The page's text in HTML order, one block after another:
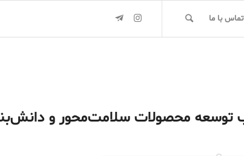
تماس با ما
توسعه محصولات سلامت‌محور و